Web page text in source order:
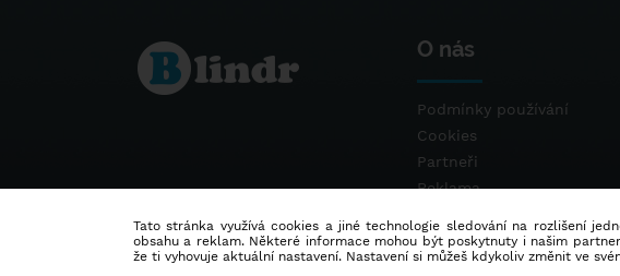
O nás
Podmínky používání
Cookies
Partneři
Reklama
Tato stránka využívá cookies a jiné technologie sledování na rozlišení
obsahu a reklam. Některé informace mohou být poskytnuty i našim
že ti vyhovuje aktuální nastavení. Nastavení si můžeš kdykoliv změnit ve